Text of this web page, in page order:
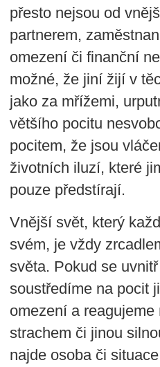
přesto nejsou od
partnerem,
omezení či finanční
možné, že jiní žijí v
jako za mřížemi,
většího pocitu
pocitem, že jsou
životních iluzí, které
pouze předstírají.
Vnější svět, který
svém, je vždy
světa. Pokud se
soustředíme na pocit
omezení a reagujeme
strachem či jinou
najde osoba či